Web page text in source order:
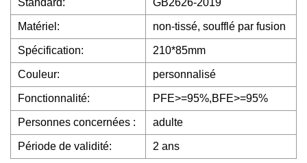
Standard: GB2626-2019
Matériel: non-tissé, soufflé par fusion
Spécification: 210*85mm
Couleur: personnalisé
Fonctionnalité: PFE>=95%,BFE>=95%
Personnes concernées : adulte
Période de validité: 2 ans